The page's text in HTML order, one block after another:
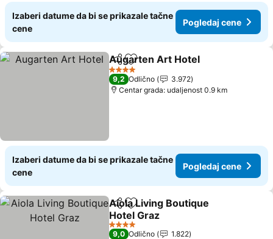
Izaberi datume da bi se prikazale tačne
cene
Pogledaj cene
Deli Dodati u favorite
Augarten Art Hotel
4 Zvezdice
9,2 Odlično
3.972
Centar grada: udaljenost 0.9 km
Izaberi datume da bi se prikazale tačne
cene
Pogledaj cene
Deli Dodati u favorite
Aiola Living Boutique
Hotel Graz
Pogledaj cene
4 Zvezdice
9,0 Odlično
1.822